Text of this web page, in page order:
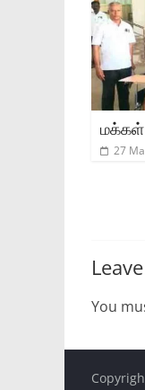
மக்கள்
27
You